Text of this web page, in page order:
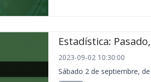
Estadística:
2023-09-02 10:30:00
Sábado 2 de septiembre,